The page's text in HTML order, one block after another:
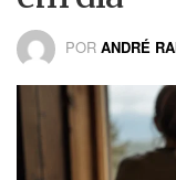
POR ANDRÉ